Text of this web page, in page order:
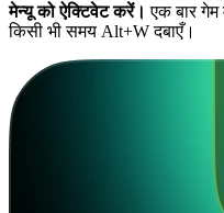
मेन्यू को ऐक्टिवेट करें। एक बार
किसी भी समय Alt+W दबाएँ।